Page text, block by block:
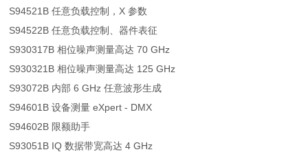
S94521B 任意负载控制，X 参数
S94522B 任意负载控制、器件表征
S930317B 相位噪声测量高达 70 GHz
S930321B 相位噪声测量高达 125 GHz
S93072B 内部 6 GHz 任意波形生成
S94601B 设备测量 eXpert - DMX
S94602B 限额助手
S93051B IQ 数据带宽高达 4 GHz